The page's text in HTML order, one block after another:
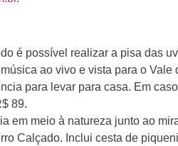
é possível realizar a pisa das
ao vivo e vista para o Vale
para levar para casa. Em
89.
em meio à natureza junto ao
Calçado. Inclui cesta de